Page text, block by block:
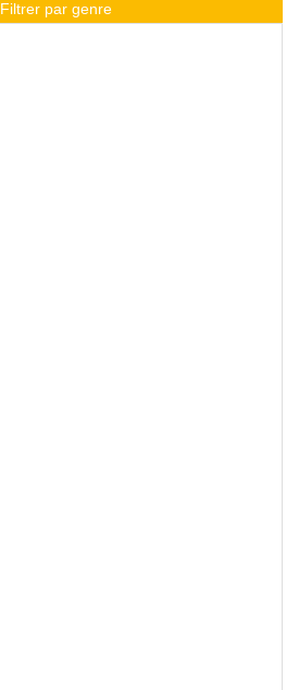
Filtrer par genre